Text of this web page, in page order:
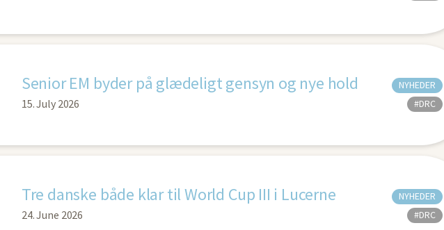
Senior EM byder på glædeligt gensyn og nye hold
15. July 2026
NYHEDER
#DRC
Tre danske både klar til World Cup III i Lucerne
24. June 2026
NYHEDER
#DRC